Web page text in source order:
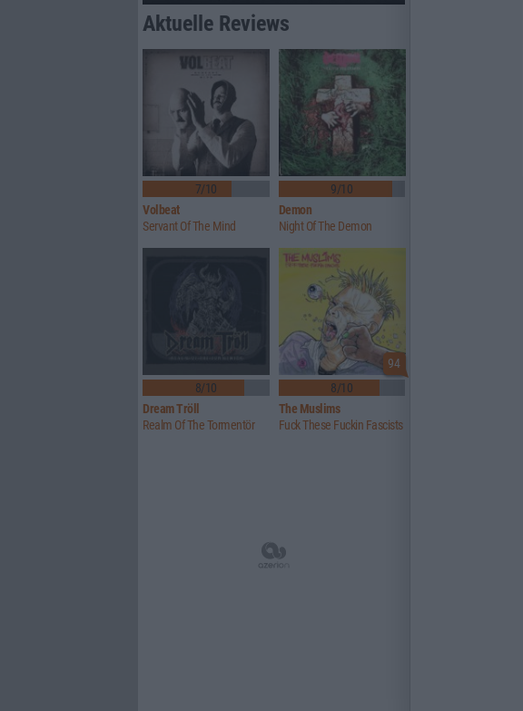
Aktuelle Reviews
7/10
Volbeat
Servant Of The Mind
9/10
Demon
Night Of The Demon
8/10
Dream Tröll
Realm Of The Tormentör
94
8/10
The Muslims
Fuck These Fuckin Fascists